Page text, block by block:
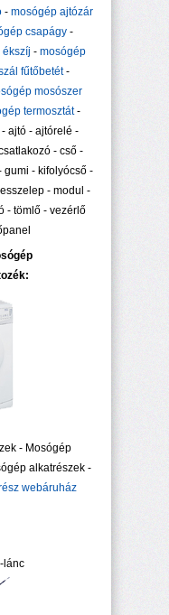
- mosógép ajtózár
csapágy-
- mosógép
fűtőbetét-
mosószer
termosztát-
- ajtó - ajtórelé -
- cső -
gumi - kifolyócső -
- modul -
- tömlő - vezérlő
- Mosógép
alkatrészek -
webáruház
lánc